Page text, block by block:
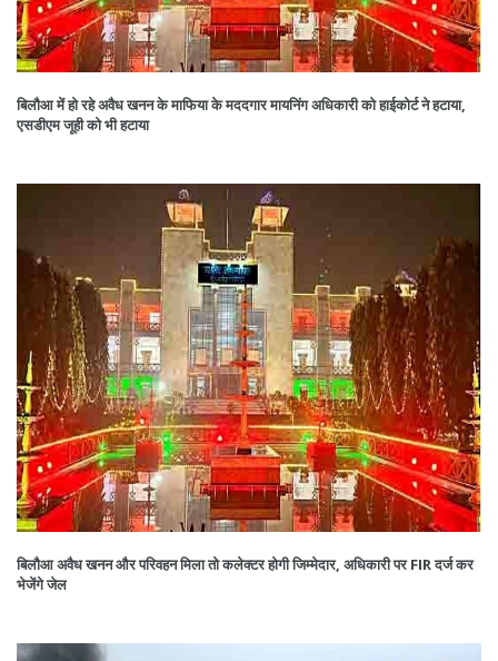
बिलौआ में हो रहे अवैध खनन के माफिया के मददगार मायनिंग अधिकारी को हाईकोर्ट ने हटाया,
एसडीएम जूही को भी हटाया
बिलौआ अवैध खनन और परिवहन मिला तो कलेक्टर होगी जिम्मेदार, अधिकारी पर FIR दर्ज कर
भेजेंगे जेल